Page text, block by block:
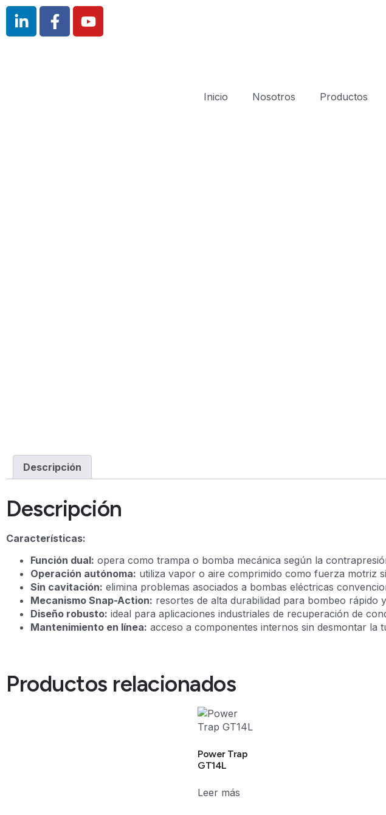
Inicio Nosotros Productos
Descripción
Descripción
Características:
Función dual: opera como trampa o bomba mecánica según la
Operación autónoma: utiliza vapor o aire comprimido como fuerza motriz
Sin cavitación: elimina problemas asociados a bombas eléctricas
Mecanismo Snap-Action: resortes de alta durabilidad para bombeo rápido
Diseño robusto: ideal para aplicaciones industriales de recuperación de
Mantenimiento en línea: acceso a componentes internos sin desmontar la
Productos relacionados
Power Trap
GT14L
Leer más